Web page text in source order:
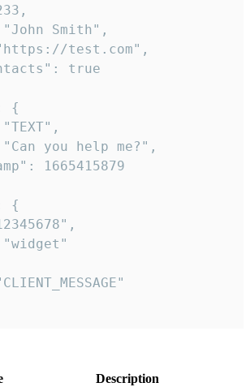
Smith",
test.com",
true
{
you help me?",
1665415879
{
Description